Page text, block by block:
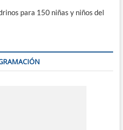
para 150 niñas y niños del